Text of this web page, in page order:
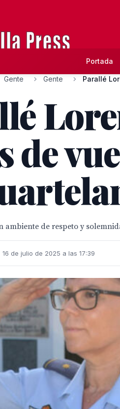
Portada
Gente Gente Parallé
de
ambiente de respeto y
16 de julio de 2025 a las 17:39